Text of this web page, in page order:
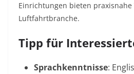
Einrichtungen bieten praxisnahe
Luftfahrtbranche.
Tipp für
Sprachkenntnisse: